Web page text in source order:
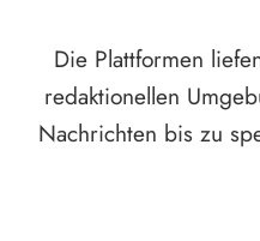
Die Plattformen
redaktionellen
Nachrichten bis zu